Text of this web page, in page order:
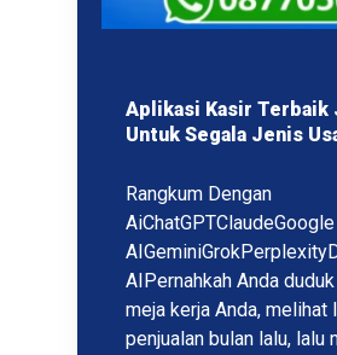
Aplikasi Kasir Terbaik
Untuk Segala Jenis
Rangkum Dengan
AiChatGPTClaudeGoogle
AIPernahkah Anda
meja kerja Anda, melihat
penjualan bulan lalu, lalu